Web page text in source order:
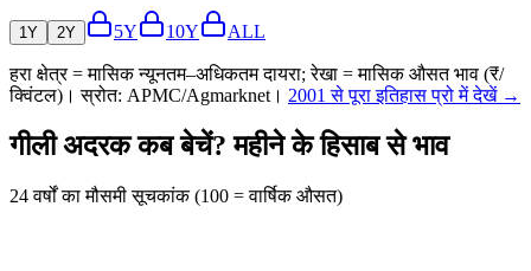
1Y 2Y 5Y 10Y ALL
हरा क्षेत्र = मासिक न्यूनतम–अधिकतम दायरा; रेखा = मासिक औसत भाव (₹/
क्विंटल)। स्रोत: APMC/Agmarknet। 2001 से पूरा इतिहास प्रो में देखें →
गीली अदरक कब बेचें? महीने के हिसाब से भाव
24 वर्षों का मौसमी सूचकांक (100 = वार्षिक औसत)